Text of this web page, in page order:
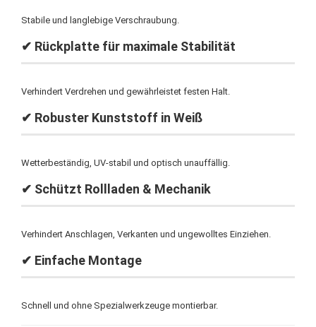
Stabile und langlebige Verschraubung.
✔ Rückplatte für maximale Stabilität
Verhindert Verdrehen und gewährleistet festen Halt.
✔ Robuster Kunststoff in Weiß
Wetterbeständig, UV-stabil und optisch unauffällig.
✔ Schützt Rollladen & Mechanik
Verhindert Anschlagen, Verkanten und ungewolltes Einziehen.
✔ Einfache Montage
Schnell und ohne Spezialwerkzeuge montierbar.